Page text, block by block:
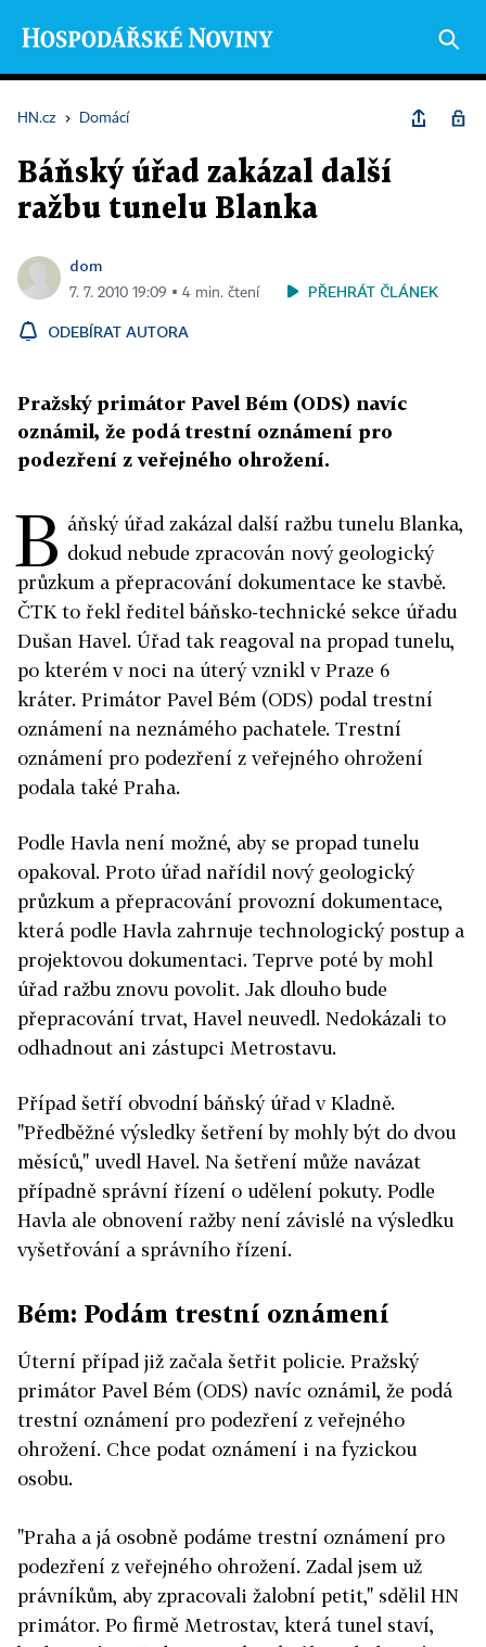
HN.cz › Domácí
Báňský úřad zakázal další
ražbu tunelu Blanka
dom
7. 7. 2010 19:09 ▪ 4 min. čtení PŘEHRÁT ČLÁNEK
ODEBÍRAT AUTORA
Pražský primátor Pavel Bém (ODS) navíc
oznámil, že podá trestní oznámení pro
podezření z veřejného ohrožení.
B áňský úřad zakázal další ražbu tunelu Blanka,
dokud nebude zpracován nový geologický
průzkum a přepracování dokumentace ke stavbě.
ČTK to řekl ředitel báňsko-technické sekce úřadu
Dušan Havel. Úřad tak reagoval na propad tunelu,
po kterém v noci na úterý vznikl v Praze 6
kráter. Primátor Pavel Bém (ODS) podal trestní
oznámení na neznámého pachatele. Trestní
oznámení pro podezření z veřejného ohrožení
podala také Praha.
Podle Havla není možné, aby se propad tunelu
opakoval. Proto úřad nařídil nový geologický
průzkum a přepracování provozní dokumentace,
která podle Havla zahrnuje technologický postup a
projektovou dokumentaci. Teprve poté by mohl
úřad ražbu znovu povolit. Jak dlouho bude
přepracování trvat, Havel neuvedl. Nedokázali to
odhadnout ani zástupci Metrostavu.
Případ šetří obvodní báňský úřad v Kladně.
"Předběžné výsledky šetření by mohly být do dvou
měsíců," uvedl Havel. Na šetření může navázat
případně správní řízení o udělení pokuty. Podle
Havla ale obnovení ražby není závislé na výsledku
vyšetřování a správního řízení.
Bém: Podám trestní oznámení
Úterní případ již začala šetřit policie. Pražský
primátor Pavel Bém (ODS) navíc oznámil, že podá
trestní oznámení pro podezření z veřejného
ohrožení. Chce podat oznámení i na fyzickou
osobu.
"Praha a já osobně podáme trestní oznámení pro
podezření z veřejného ohrožení. Zadal jsem už
právníkům, aby zpracovali žalobní petit," sdělil HN
primátor. Po firmě Metrostav, která tunel staví,